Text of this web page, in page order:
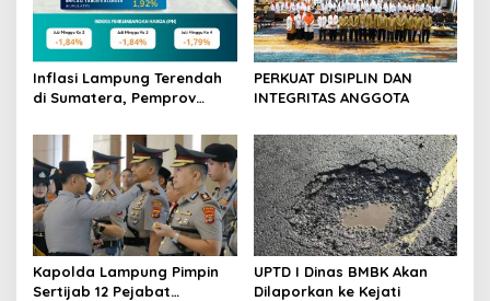
p
o
s
Inflasi Lampung Terendah
di Sumatera, Pemprov
Distribusi Pangan
PERKUAT DISIPLIN DAN
INTEGRITAS ANGGOTA
Kapolda Lampung Pimpin
Sertijab 12 Pejabat
UPTD I Dinas BMBK Akan
Dilaporkan ke Kejati